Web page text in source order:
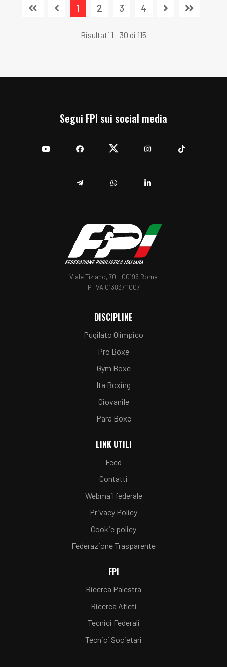
1 2 3 4
Risultati 1 - 30 di 115
Segui FPI sui social media
Viale Tiziano, 70 - 00196 Roma
P. IVA 01383711007
DISCIPLINE
Pugilato Olimpico
Pro Boxe
Gym Boxe
Ita Boxing
Giovanile
Para Boxe
LINK UTILI
Feed
Contatti
Webmail federale
Privacy Policy
Cookie policy
Federazione Trasparente
FPI
Ricerca Palestra
Ricerca Atleti
Tecnici Federali
Tecnici Societari